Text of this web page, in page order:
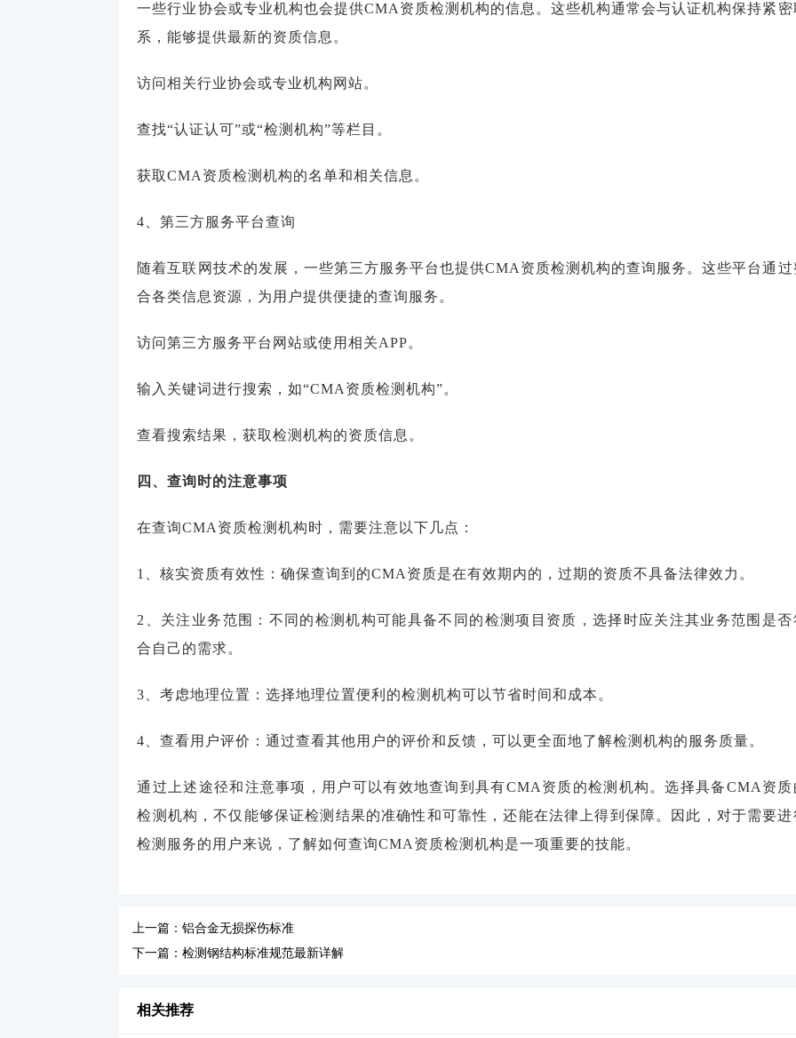
一些行业协会或专业机构也会提供CMA资质检测机构的信息。这些机构通常会与认证机构保持紧密
系，能够提供最新的资质信息。
访问相关行业协会或专业机构网站。
查找“认证认可”或“检测机构”等栏目。
获取CMA资质检测机构的名单和相关信息。
4、第三方服务平台查询
随着互联网技术的发展，一些第三方服务平台也提供CMA资质检测机构的查询服务。这些平台通过
合各类信息资源，为用户提供便捷的查询服务。
访问第三方服务平台网站或使用相关APP。
输入关键词进行搜索，如“CMA资质检测机构”。
查看搜索结果，获取检测机构的资质信息。
四、查询时的注意事项
在查询CMA资质检测机构时，需要注意以下几点：
1、核实资质有效性：确保查询到的CMA资质是在有效期内的，过期的资质不具备法律效力。
2、关注业务范围：不同的检测机构可能具备不同的检测项目资质，选择时应关注其业务范围是否
合自己的需求。
3、考虑地理位置：选择地理位置便利的检测机构可以节省时间和成本。
4、查看用户评价：通过查看其他用户的评价和反馈，可以更全面地了解检测机构的服务质量。
通过上述途径和注意事项，用户可以有效地查询到具有CMA资质的检测机构。选择具备CMA资质
检测机构，不仅能够保证检测结果的准确性和可靠性，还能在法律上得到保障。因此，对于需要进
检测服务的用户来说，了解如何查询CMA资质检测机构是一项重要的技能。
上一篇：铝合金无损探伤标准
下一篇：检测钢结构标准规范最新详解
相关推荐